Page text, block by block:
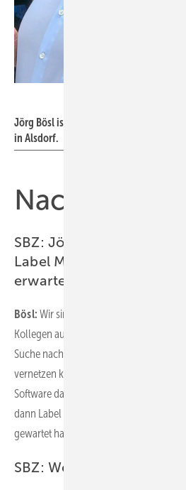
Jörg Bösl ist Geschäftsführer der Bösl
in Alsdorf.
Nachgefragt
SBZ: Jörg Bösl, Sie
Label Mobile. Was haben
erwartet?
Bösl:Wir sind Teil eines Arbeitskreises,
Kollegen aus dem SHK-Bereich. Und
Suche nach Systemen, mit denen wir
vernetzen können. Dann erreichte uns
Software dabei ist, etwas in dieser
dann Label Mobile rauskam, war das
gewartet hatten.
SBZ: Welche Vorteile hat